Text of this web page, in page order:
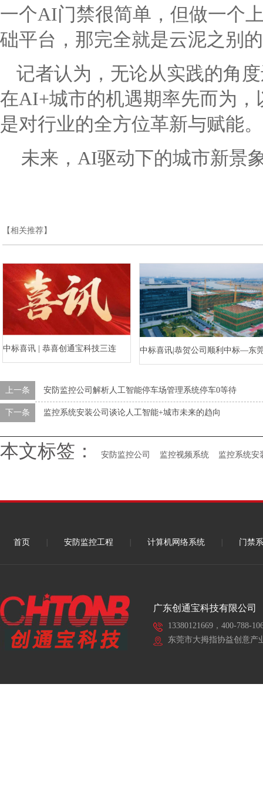
一个AI门禁很简单，但做一个
础平台，那完全就是云泥之别
记者认为，无论从实践的角
在AI+城市的机遇期率先而为
是对行业的全方位革新与赋能。
未来，AI驱动下的城市新景
【相关推荐】
中标喜讯 | 恭喜创通宝科技三连 中标喜讯|恭贺公司顺利中标—东
标段）智能化工程
上一条 安防监控公司解析人工智能停车场管理系统停车0等待
下一条 监控系统安装公司谈论人工智能+城市未来的趋向
本文标签： 安防监控公司 监控视频系统 监控系统安
首页 安防监控工程 计算机网络系统 门禁
广东创通宝科技有限公司
13380121669，400-788-
东莞市大拇指协益创意产